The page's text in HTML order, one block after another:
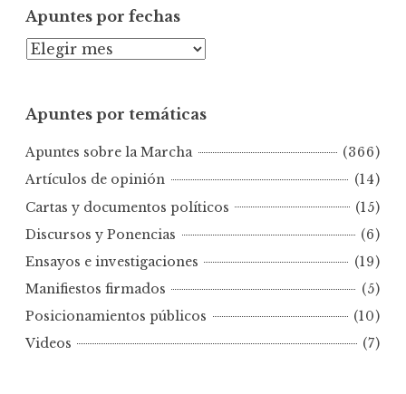
Apuntes por fechas
A
n
e
s
p
r
f
e
c
a
Apuntes por temáticas
Apuntes sobre la Marcha
(366)
Artículos de opinión
(14)
Cartas y documentos políticos
(15)
Discursos y Ponencias
(6)
Ensayos e investigaciones
(19)
Manifiestos firmados
(5)
Posicionamientos públicos
(10)
Videos
(7)